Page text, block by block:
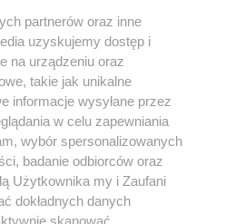
nie może być powielany i
w jakikolwiek sposób (w
na jakimkolwiek polu
włącznie z umieszczaniem w Internecie
Jakiekolwiek użycie lub
w części z naruszeniem prawa, tzn.
pod groźbą kary i może być ścigane
partnerów oraz inne
uzyskujemy dostęp i
na urządzeniu oraz
takie jak unikalne
informacje wysyłane przez
w celu zapewniania
wybór spersonalizowanych
badanie odbiorców oraz
Użytkownika my i Zaufani
dokładnych danych
skanować